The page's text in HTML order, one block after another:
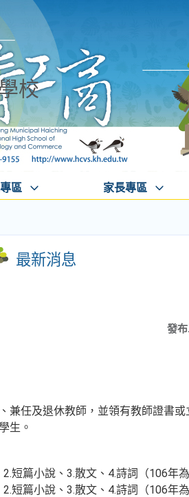
校
區 家長專區
最新消息
發布
任及退休教師，並領有教師證書或
生。
短篇小說、3.散文、4.詩詞（106年
短篇小說、3.散文、4.詩詞（106年